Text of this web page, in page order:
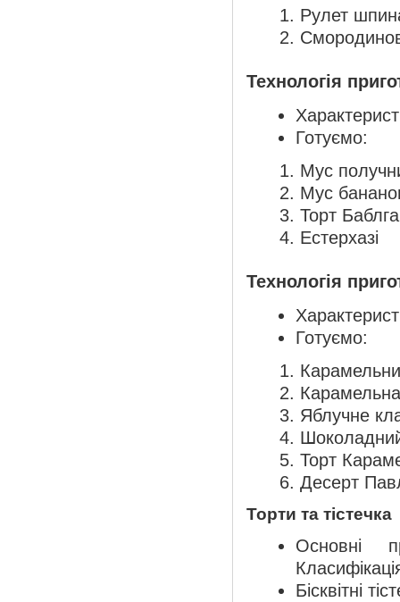
Рулет
Технологія
Готуємо:
Мус
Мус
Торт
Естерхазі
Технологія
Готуємо:
Яблучне
Торт
Десерт
Торти та тістечка
Основні
Бісквітні